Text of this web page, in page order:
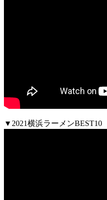
▼2021横浜ラーメンBEST10